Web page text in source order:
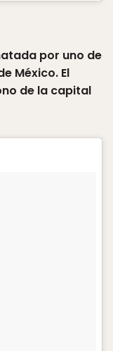
por uno de
México. El
de la capital